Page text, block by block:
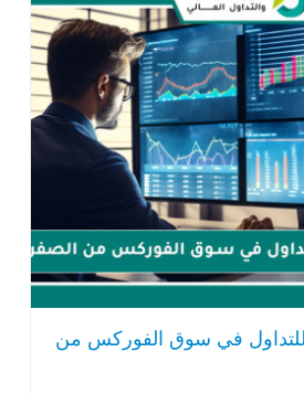
للتداول في سوق الفوركس من